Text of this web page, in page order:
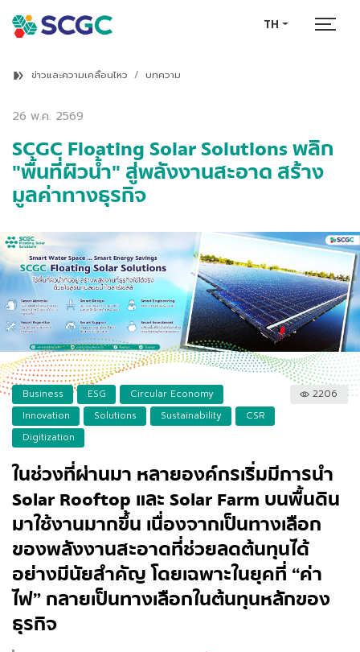
TH
ข่าวและความเคลื่อนไหว บทความ
26 พ.ค. 2569
SCGC Floating Solar Solutions พลิก
"พื้นที่ผิวน้ำ" สู่พลังงานสะอาด สร้าง
มูลค่าทางธุรกิจ
Business ESG
Circular Economy
Innovation
Solutions Sustainability
CSR
Digitization
2206
ในช่วงที่ผ่านมา หลายองค์กรเริ่มมีการนำ
Solar Rooftop และ Solar Farm บนพื้นดิน
มาใช้งานมากขึ้น เนื่องจากเป็นทางเลือก
ของพลังงานสะอาดที่ช่วยลดต้นทุนได้
อย่างมีนัยสำคัญ โดยเฉพาะในยุคที่ “ค่า
ไฟ” กลายเป็นทางเลือกในต้นทุนหลักของ
ธุรกิจ